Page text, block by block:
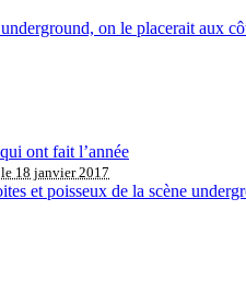
on le placerait aux
ont fait l’année
le 18 janvier 2017
et poisseux de la scène